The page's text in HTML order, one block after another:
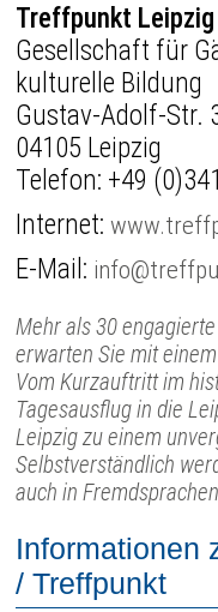
Treffpunkt Leipzig
Gesellschaft für
kulturelle Bildung
Gustav-Adolf-Str.
04105 Leipzig
Telefon: +49
Internet:
E-Mail:
Mehr als 30
erwarten Sie mit
Vom Kurzauftritt im
Tagesausflug in die
Leipzig zu einem
Selbstverständlich
auch in
Informationen
/ Treffpunkt